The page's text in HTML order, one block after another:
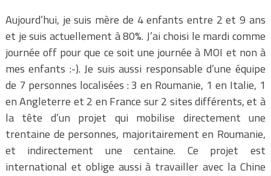
Aujourd’hui, je suis mère de 4 enfants entre 2 et 9 ans
et je suis actuellement à 80%. J’ai choisi le mardi comme
journée off pour que ce soit une journée à MOI et non à
mes enfants :-). Je suis aussi responsable d’une équipe
de 7 personnes localisées : 3 en Roumanie, 1 en Italie, 1
en Angleterre et 2 en France sur 2 sites différents, et à
la tête d’un projet qui mobilise directement une
trentaine de personnes, majoritairement en Roumanie,
et indirectement une centaine. Ce projet est
international et oblige aussi à travailler avec la Chine